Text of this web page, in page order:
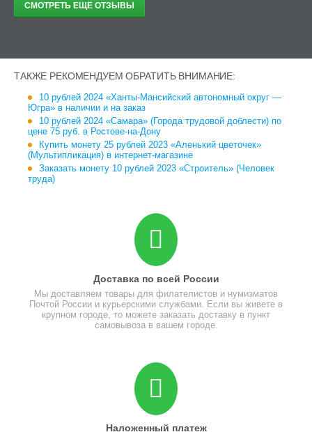
СМОТРЕТЬ ЕЩЁ ОТЗЫВЫ
ТАКЖЕ РЕКОМЕНДУЕМ ОБРАТИТЬ ВНИМАНИЕ:
10 рублей 2024 «Ханты-Мансийский автономный округ —
Югра» в наличии и на заказ
10 рублей 2024 «Самара» (Города трудовой доблести) по
цене 75 руб. в Ростове-на-Дону
Купить монету 25 рублей 2023 «Аленький цветочек»
(Мультипликация) в интернет-магазине
Заказать монету 10 рублей 2023 «Строитель» (Человек
труда)
Доставка по всей России
Мы доставляем товары для филателистов и нумизматов
Почтой России и курьерскими службами. Если вы живете в
крупном городе, то можете заказать доставку в пункт
самовывоза в вашем городе.
Наложенный платеж